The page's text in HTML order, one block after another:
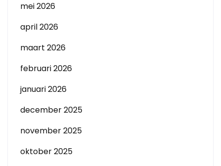
mei 2026
april 2026
maart 2026
februari 2026
januari 2026
december 2025
november 2025
oktober 2025